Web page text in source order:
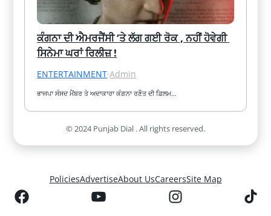
ਕੰਗਨਾ ਦੀ ਐਮਰਜੈਂਸੀ ‘ਤੇ ਲੱਗ ਗਈ ਰੋਕ , ਨਹੀਂ ਹੋਵੇਗੀ
ਸਿਨੇਮਾ ਘਰਾਂ ਰਿਲੀਜ਼ !
ENTERTAINMENT·Admin
ਭਾਜਪਾ ਸੰਸਦ ਮੈਂਬਰ ਤੇ ਅਦਾਕਾਰਾ ਕੰਗਨਾ ਰਣੌਤ ਦੀ ਫ਼ਿਲਮ…
© 2024 Punjab Dial . All rights reserved.
PoliciesAdvertiseAbout UsCareersSite Map